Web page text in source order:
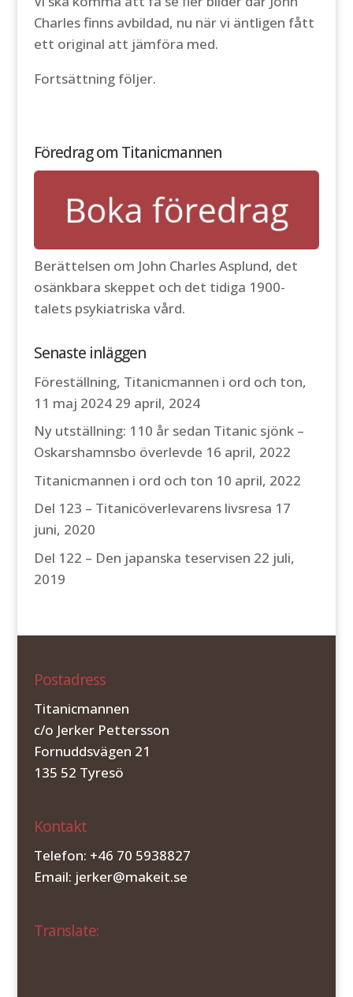
Charles finns avbildad, nu när vi äntligen fått
ett original att jämföra med.
Fortsättning följer.
Föredrag om Titanicmannen
Berättelsen om John Charles Asplund, det
osänkbara skeppet och det tidiga 1900-
talets psykiatriska vård.
Senaste inläggen
Föreställning, Titanicmannen i ord och ton,
11 maj 2024 29 april, 2024
Ny utställning: 110 år sedan Titanic sjönk –
Oskarshamnsbo överlevde 16 april, 2022
Titanicmannen i ord och ton 10 april, 2022
Del 123 – Titanicöverlevarens livsresa 17
juni, 2020
Del 122 – Den japanska teservisen 22 juli,
2019
Postadress
Titanicmannen
c/o Jerker Pettersson
Fornuddsvägen 21
135 52 Tyresö
Kontakt
Telefon: +46 70 5938827
Email: jerker@makeit.se
Translate: